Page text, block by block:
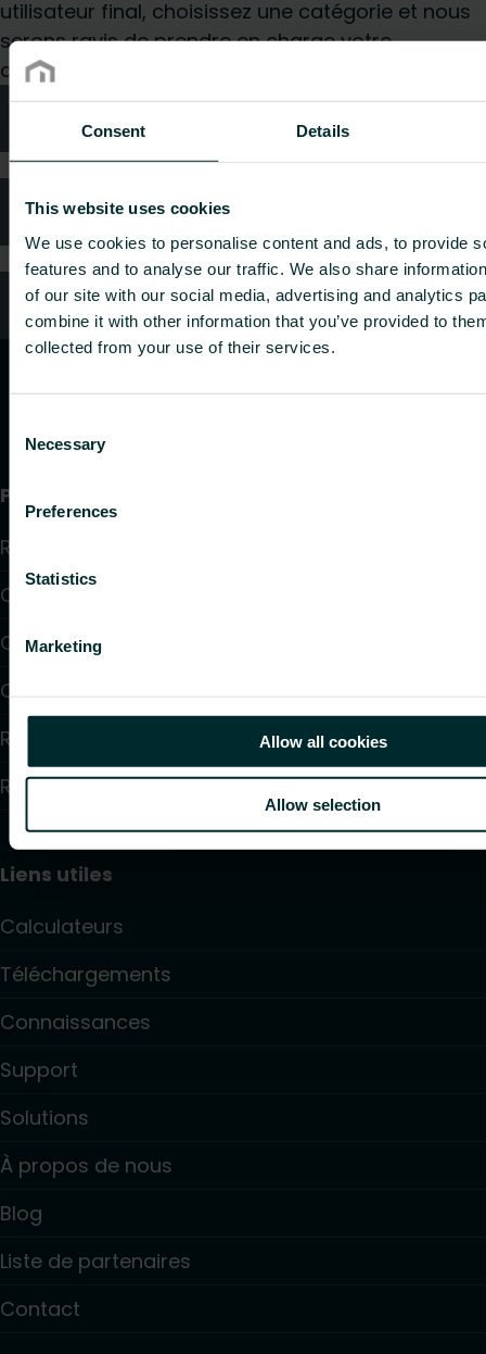
Consent Details
This website uses cookies
We use cookies to personalise content and ads, to provide
features and to analyse our traffic. We also share
of our site with our social media, advertising and analytics
combine it with other information that you’ve provided to
collected from your use of their services.
Selection
Necessary
Preferences
Statistics
Marketing
Allow all cookies
Allow selection
utilisateur final, choisissez une catégorie et nous
serons ravis de prendre en charge votre
demande.
Conseils techniques
FAQ
Service client
Produits
Radiateurs
Chauffage par le sol et raffraîchissant
Convecteurs
Chauffage électrique
Régulation électrique
Régulation hydraulique
Liens utiles
Calculateurs
Téléchargements
Connaissances
Support
Solutions
À propos de nous
Blog
Liste de partenaires
Contact